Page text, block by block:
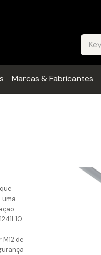
Marcas & Fabricantes
uma
de